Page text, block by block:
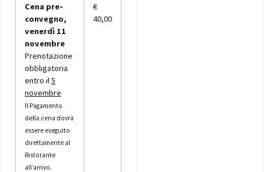
Cena pre-
convegno,
venerdì 11
novembre
Prenotazione
obbligatoria
entro il5
novembre
Il Pagamento
della cena dovrà
essere eseguito
direttamente al
Ristorante
all’arrivo.
€
40,00